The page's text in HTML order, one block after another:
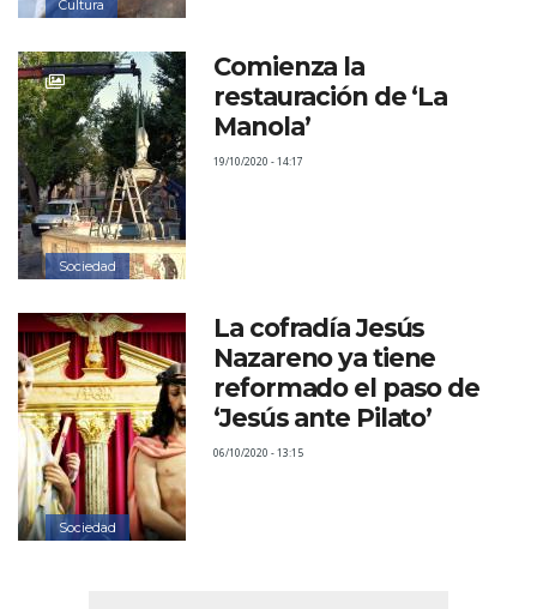
Cultura
Sociedad
Comienza la
restauración de ‘La
Manola’
19/10/2020 - 14:17
Sociedad
La cofradía Jesús
Nazareno ya tiene
reformado el paso de
‘Jesús ante Pilato’
06/10/2020 - 13:15